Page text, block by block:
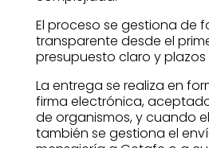
El proceso se gestiona de
transparente desde el
presupuesto claro y plazos
La entrega se realiza en
firma electrónica,
de organismos, y cuando
también se gestiona el